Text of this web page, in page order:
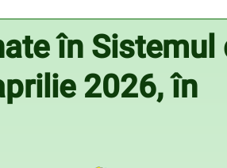
în Sistemul
2026, în